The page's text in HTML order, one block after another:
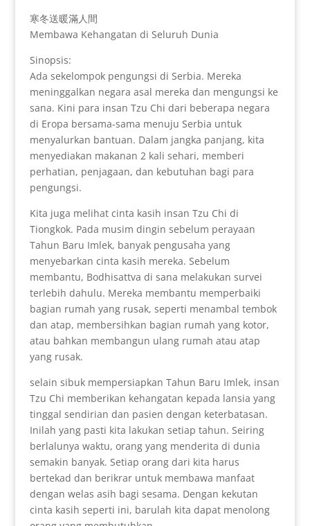
寒冬送暖滿人間
Membawa Kehangatan di Seluruh Dunia
Sinopsis:
Ada sekelompok pengungsi di Serbia. Mereka
meninggalkan negara asal mereka dan mengungsi ke
sana. Kini para insan Tzu Chi dari beberapa negara
di Eropa bersama-sama menuju Serbia untuk
menyalurkan bantuan. Dalam jangka panjang, kita
menyediakan makanan 2 kali sehari, memberi
perhatian, penjagaan, dan kebutuhan bagi para
pengungsi.
Kita juga melihat cinta kasih insan Tzu Chi di
Tiongkok. Pada musim dingin sebelum perayaan
Tahun Baru Imlek, banyak pengusaha yang
menyebarkan cinta kasih mereka. Sebelum
membantu, Bodhisattva di sana melakukan survei
terlebih dahulu. Mereka membantu memperbaiki
bagian rumah yang rusak, seperti menambal tembok
dan atap, membersihkan bagian rumah yang kotor,
atau bahkan membangun ulang rumah atau atap
yang rusak.
selain sibuk mempersiapkan Tahun Baru Imlek, insan
Tzu Chi memberikan kehangatan kepada lansia yang
tinggal sendirian dan pasien dengan keterbatasan.
Inilah yang pasti kita lakukan setiap tahun. Seiring
berlalunya waktu, orang yang menderita di dunia
semakin banyak. Setiap orang dari kita harus
bertekad dan berikrar untuk membawa manfaat
dengan welas asih bagi sesama. Dengan kekutan
cinta kasih seperti ini, barulah kita dapat menolong